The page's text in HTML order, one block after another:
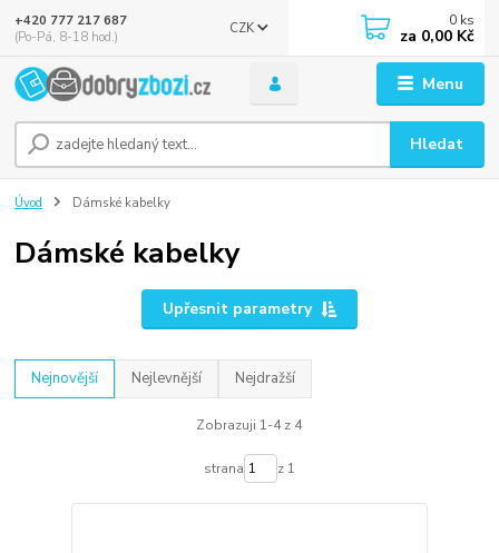
Menu
CZK
Hledat
+420 777 217 687
(Po-Pá, 8-18 hod.)
0 ks
za 0,00 Kč
Úvod Dámské kabelky
Dámské kabelky
Upřesnit parametry
Nejnovější Nejlevnější Nejdražší
Zobrazuji 1-4 z 4
strana z 1